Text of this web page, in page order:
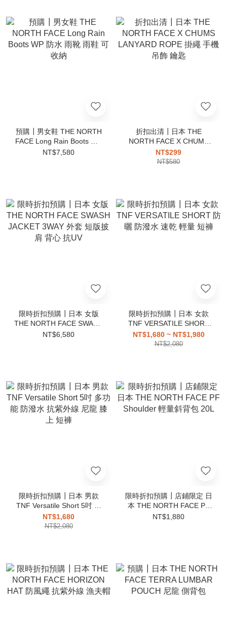
預購┃男女鞋 THE NORTH
FACE Long Rain Boots WP
防水 雨靴 雨鞋 可收納
NT$7,580
折扣出清┃日本 THE
NORTH FACE X CHUMS
LANYARD ROPE 掛繩 手機
吊飾 鑰匙
NT$299
NT$580
限時折扣預購┃日本 女版
THE NORTH FACE SWASH
JACKET 3WAY 外套 短版披
NT$6,580
限時折扣預購┃日本 女款
TNF VERSATILE SHORT
防曬 防潑水 速乾 輕量 短褲
NT$1,680 ~ NT$1,980
NT$2,080
限時折扣預購┃日本 男款
TNF Versatile Short 5吋 多
功能 防潑水 抗紫外線 尼龍
膝上 短褲
NT$1,680
NT$2,080
限時折扣預購┃店鋪限定 日
本 THE NORTH FACE PF
Shoulder 輕量斜背包 20L
NT$1,880